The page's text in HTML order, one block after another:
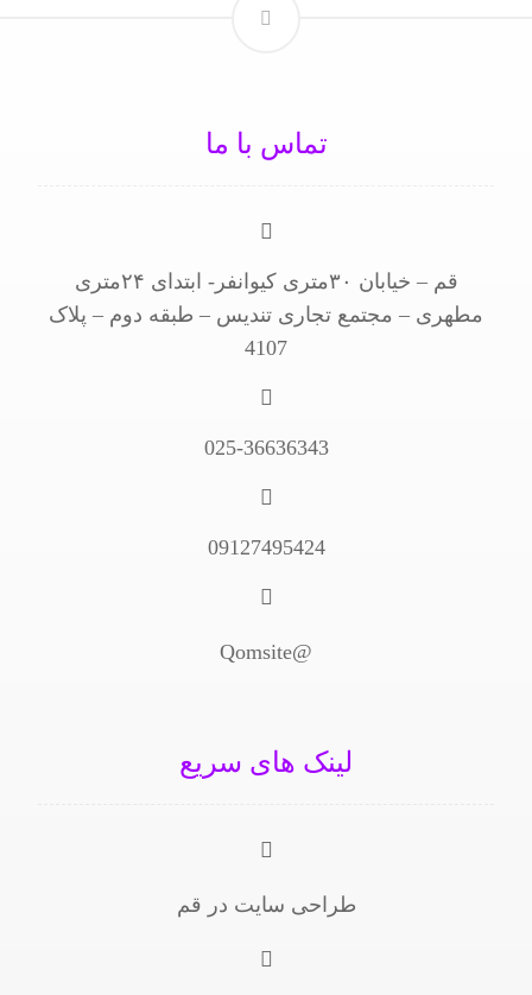
تماس با ما
قم – خیابان ۳۰متری کیوانفر- ابتدای ۲۴متری
مطهری – مجتمع تجاری تندیس – طبقه دوم – پلاک
4107
025-36636343
09127495424
@Qomsite
لینک های سریع
طراحی سایت در قم